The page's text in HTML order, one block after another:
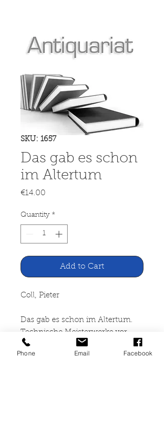
SKU: 1657
Das gab es schon
im Altertum
€14.00
Quantity *
Add to Cart
Coll, Pieter
Das gab es schon im Altertum.
Technische Meisterwerke vor
Jahrtausenden.
Phone Email Facebook